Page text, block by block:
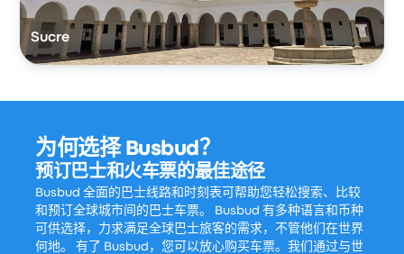
Sucre
为何选择 Busbud？
预订巴士和火车票的最佳途径
Busbud 全面的巴士线路和时刻表可帮助您轻松搜索、比较
和预订全球城市间的巴士车票。 Busbud 有多种语言和币种
可供选择，力求满足全球巴士旅客的需求，不管他们在世界
何地。 有了 Busbud，您可以放心购买车票。我们通过与世